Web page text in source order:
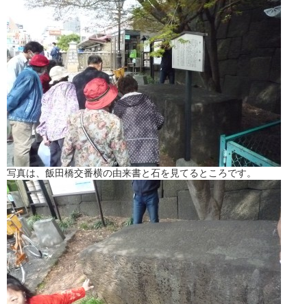
写真は、飯田橋交番横の由来書と石を見てるところです。